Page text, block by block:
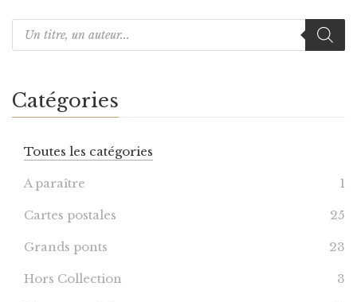
Catégories
Toutes les catégories
A paraître 1
Cartes postales 25
Grands ponts 23
Hors Collection 3